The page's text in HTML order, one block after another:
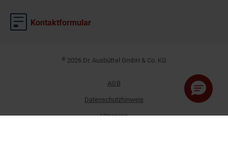
Kontaktformular
© 2026 Dr. Ausbüttel GmbH & Co. KG
AGB
Datenschutzhinweis
Hinweise